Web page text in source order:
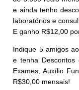
e ainda tenho
laboratórios e
E ganho R$12,00
Indique 5 amigos
e tenha Descontos
Exames, Auxílio
R$30,00 mensais!